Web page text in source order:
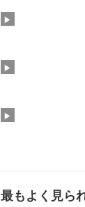
最もよく見ら